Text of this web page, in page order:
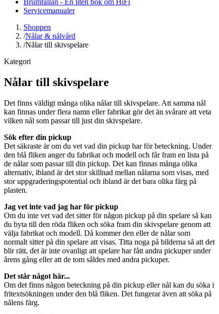
Servicemanualer
Shoppen
/Nålar & nålvård
/Nålar till skivspelare
Kategori
Nålar till skivspelare
Det finns väldigt många olika nålar till skivspelare. Att samma nål
kan finnas under flera namn eller fabrikat gör det än svårare att veta
vilken nål som passar till just din skivspelare.
Sök efter din pickup
Det säkraste är om du vet vad din pickup har för beteckning. Under
den blå fliken anger du fabrikat och modell och får fram en lista på
de nålar som passar till din pickup. Det kan finnas många olika
alternativ, ibland är det stor skillnad mellan nålarna som visas, med
stor uppgraderingspotential och ibland är det bara olika färg på
plasten.
Jag vet inte vad jag har för pickup
Om du inte vet vad det sitter för någon pickup på din spelare så kan
du byta till den röda fliken och söka fram din skivspelare genom att
välja fabrikat och modell. Då kommer den eller de nålar som
normalt sitter på din spelare att visas. Titta noga på bilderna så att det
blir rätt, det är inte ovanligt att spelare har fått andra pickuper under
årens gång eller att de tom såldes med andra pickuper.
Det står något här...
Om det finns någon beteckning på din pickup eller nål kan du söka i
fritextsökningen under den blå fliken. Det fungerar även att söka på
nålens färg.